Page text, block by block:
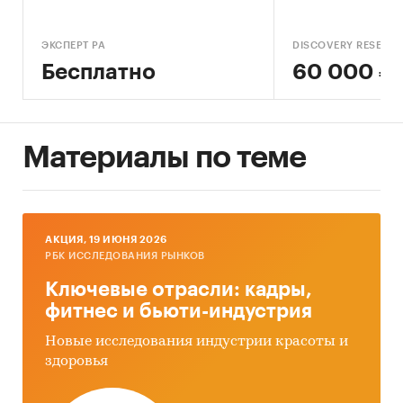
ЭКСПЕРТ РА
Бесплатно
DISCOVERY
60 000 ₽
Материалы по теме
AКЦИЯ, 19 ИЮНЯ 2026
РБК ИССЛЕДОВАНИЯ РЫНКОВ
Ключевые отрасли: кадры,
фитнес и бьюти-индустрия
Новые исследования индустрии красоты и
здоровья